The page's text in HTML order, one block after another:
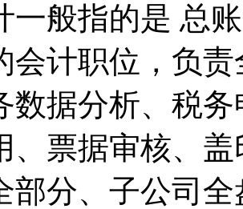
一般指的是 总
会计职位，负
数据分析、税
、票据审核、
部分、子公司